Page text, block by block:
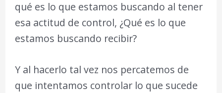
qué es lo que estamos buscando al tener
esa actitud de control, ¿Qué es lo que
estamos buscando recibir?
Y al hacerlo tal vez nos percatemos de
que intentamos controlar lo que sucede